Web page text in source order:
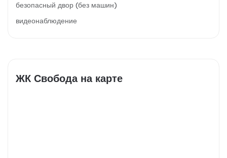
безопасный двор (без машин)
видеонаблюдение
ЖК Свобода на карте